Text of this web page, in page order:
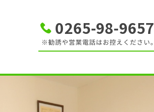
0265-98-9657